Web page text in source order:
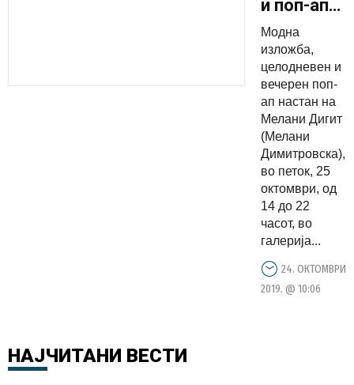
и поп-ап
настан на
Мелани
Дигит во
Акантус
Модна
изложба,
целодневен и
вечерен поп-
ап настан на
Мелани Дигит
(Мелани
Димитровска),
во петок, 25
октомври, од
14 до 22
часот, во
галерија...
24. ОКТОМВРИ
2019. @ 10:06
НАЈЧИТАНИ ВЕСТИ